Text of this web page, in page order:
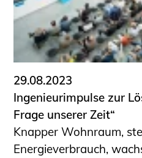
29.08.2023
Ingenieurimpulse zur
Frage unserer Zeit“
Knapper Wohnraum,
Energieverbrauch,